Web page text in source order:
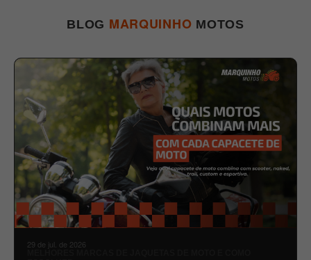
BLOG MARQUINHO MOTOS
29 de jul. de 2026